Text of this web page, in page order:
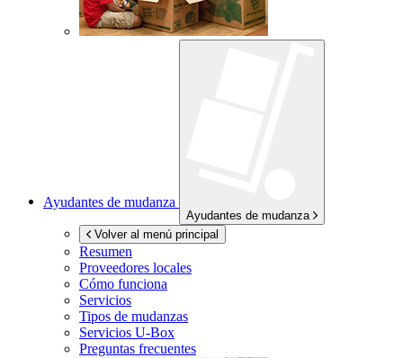
Ayudantes de mudanza
Ayudantes de mudanza
Volver al menú principal
Resumen
Proveedores locales
Cómo funciona
Servicios
Tipos de mudanzas
Servicios U-Box
Preguntas frecuentes